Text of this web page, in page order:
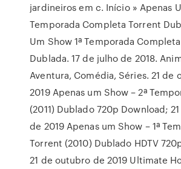
jardineiros em c. Início » Apenas
Temporada Completa Torrent
Um Show 1ª Temporada
Dublada. 17 de julho de 2018.
Aventura, Comédia, Séries. 21 de
2019 Apenas um Show – 2ª
(2011) Dublado 720p Download;
de 2019 Apenas um Show – 1ª
Torrent (2010) Dublado HDTV
21 de outubro de 2019 Ultimate